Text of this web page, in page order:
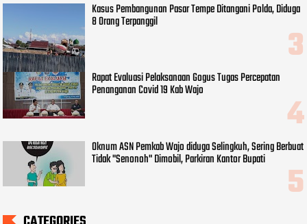
Kasus Pembangunan Pasar Tempe Ditangani Polda, Diduga
8 Orang Terpanggil
Rapat Evaluasi Pelaksanaan Gogus Tugas Percepatan
Penanganan Covid 19 Kab Wajo
Oknum ASN Pemkab Wajo diduga Selingkuh, Sering Berbuat
Tidak "Senonoh" Dimobil, Parkiran Kantor Bupati